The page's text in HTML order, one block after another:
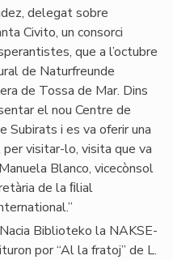
delegat sobre
Civito, un consorci
que a l’octubre
de Naturfreunde
de Tossa de Mar. Dins
el nou Centre de
Subirats i es va oferir una
per visitar-lo, visita que va
Blanco, vicecònsol
de la ﬁlial
Biblioteko la NAKSE-
por “Al la fratoj” de L.